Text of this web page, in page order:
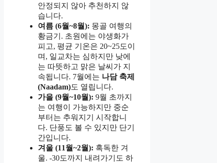
안정되지 않아 추천하지 않
습니다.
여름 (6월~8월): 몽골 여행의
황금기. 초원에는 야생화가
피고, 평균 기온은 20~25도이
며, 일교차는 심하지만 낮에
는 따뜻하고 맑은 날씨가 지
속됩니다. 7월에는 나담 축제
(Naadam)도 열립니다.
가을 (9월~10월): 9월 초까지
는 여행이 가능하지만 중순
부터는 추워지기 시작합니
다. 단풍도 볼 수 있지만 단기
간입니다.
겨울 (11월~2월): 혹독한 겨
울. -30도까지 내려가기도 하